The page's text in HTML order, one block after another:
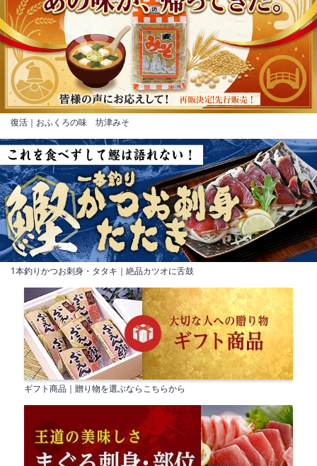
復活｜おふくろの味 坊津みそ
1本釣りかつお刺身・タタキ｜絶品カツオに舌鼓
ギフト商品｜贈り物を選ぶならこちらから